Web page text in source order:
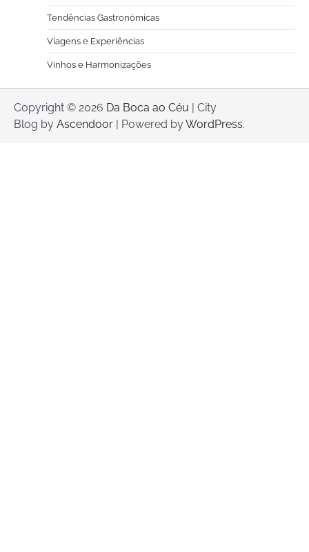
Tendências Gastronómicas
Viagens e Experiências
Vinhos e Harmonizações
Copyright © 2026 Da Boca ao Céu | City
Blog by Ascendoor | Powered byWordPress.